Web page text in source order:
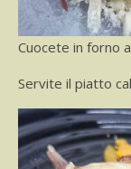
Cuocete in forno
Servite il piatto